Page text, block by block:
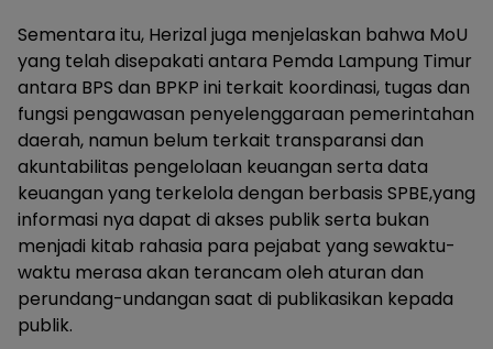
Sementara itu, Herizal juga menjelaskan bahwa MoU
yang telah disepakati antara Pemda Lampung Timur
antara BPS dan BPKP ini terkait koordinasi, tugas dan
fungsi pengawasan penyelenggaraan pemerintahan
daerah, namun belum terkait transparansi dan
akuntabilitas pengelolaan keuangan serta data
keuangan yang terkelola dengan berbasis SPBE,yang
informasi nya dapat di akses publik serta bukan
menjadi kitab rahasia para pejabat yang sewaktu-
waktu merasa akan terancam oleh aturan dan
perundang-undangan saat di publikasikan kepada
publik.